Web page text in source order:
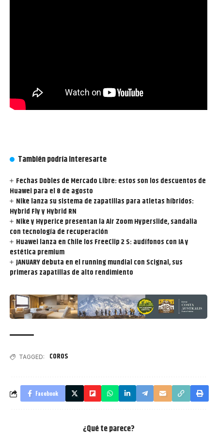
También podría interesarte
Fechas Dobles de Mercado Libre: estos son los descuentos de
Huawei para el 8 de agosto
Nike lanza su sistema de zapatillas para atletas híbridos:
Hybrid Fly y Hybrid RN
Nike y Hyperice presentan la Air Zoom Hyperslide, sandalia
con tecnología de recuperación
Huawei lanza en Chile los FreeClip 2 S: audífonos con IA y
estética premium
JANUARY debuta en el running mundial con Scignal, sus
primeras zapatillas de alto rendimiento
TAGGED: COROS
Facebook
¿Qué te parece?